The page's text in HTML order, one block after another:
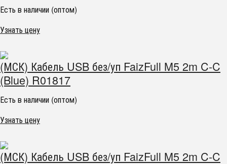
Есть в наличии (оптом)
Узнать цену
(МСК) Кабель USB без/уп FaizFull M5 2m C-C
(Blue) R01817
Есть в наличии (оптом)
Узнать цену
(МСК) Кабель USB без/уп FaizFull M5 2m C-C